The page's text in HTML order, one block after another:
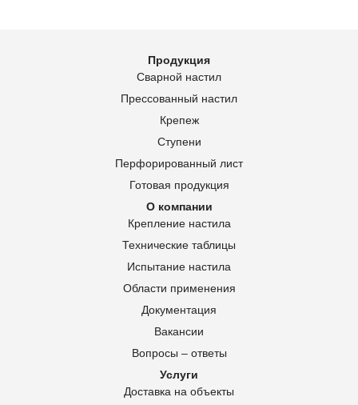
Продукция
Сварной настил
Прессованный настил
Крепеж
Ступени
Перфорированный лист
Готовая продукция
О компании
Крепление настила
Технические таблицы
Испытание настила
Области применения
Документация
Вакансии
Вопросы – ответы
Услуги
Доставка на объекты